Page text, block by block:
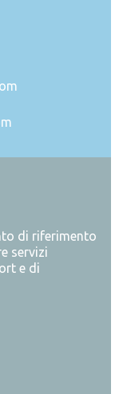
di riferimento
servizi
e di